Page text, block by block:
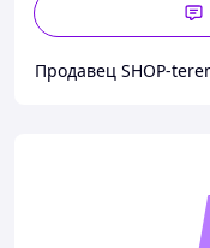
Продавец SHOP-